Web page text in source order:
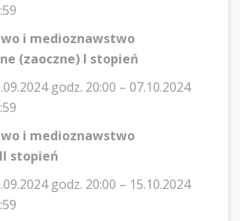
i medioznawstwo
(zaoczne) I stopień
godz. 20:00 – 07.10.2024
i medioznawstwo
stopień
godz. 20:00 – 15.10.2024